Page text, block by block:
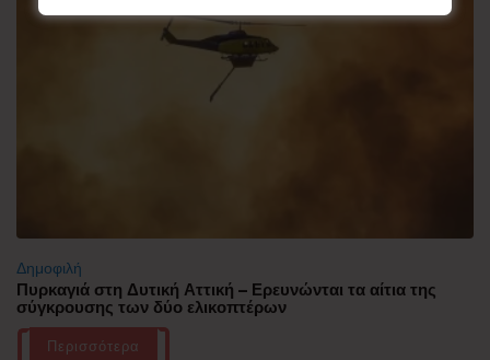
Δημοφιλή
Πυρκαγιά στη Δυτική Αττική – Ερευνώνται τα αίτια της
σύγκρουσης των δύο ελικοπτέρων
Περισσότερα